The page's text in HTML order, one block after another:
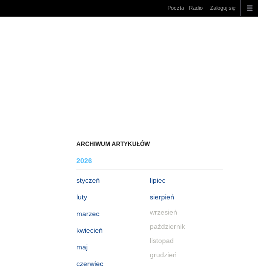
Poczta Radio Zaloguj się
ARCHIWUM ARTYKUŁÓW
2026
styczeń
luty
marzec
kwiecień
maj
czerwiec
lipiec
sierpień
wrzesień
październik
listopad
grudzień